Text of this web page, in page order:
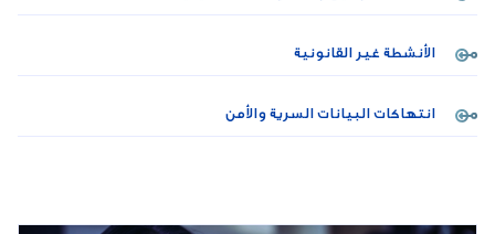
الأنشطة غير القانونية
انتهاكات البيانات السرية والأمن